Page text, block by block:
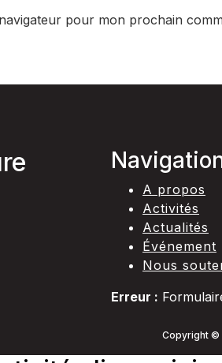
pour mon prochain
A propos
Activités
Actualités
Événement
Nous
Erreur :
Copyright ©